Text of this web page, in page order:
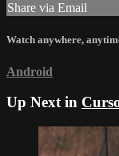
Share via Email
Watch anywhere,
Android
Up Next in